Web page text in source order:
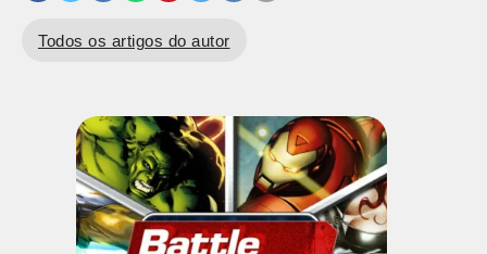
Todos os artigos do autor